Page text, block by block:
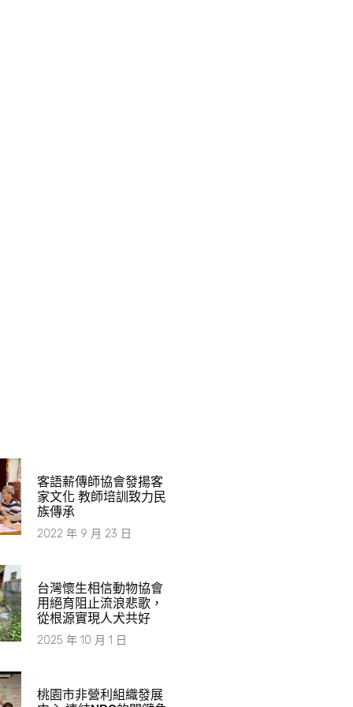
​客語薪傳師協會發揚客
家文化 教師培訓致力民
族傳承
2022 年 9 月 23 日
台灣懷生相信動物協會
用絕育阻止流浪悲歌，
從根源實現人犬共好
2025 年 10 月 1 日
桃園市非營利組織發展